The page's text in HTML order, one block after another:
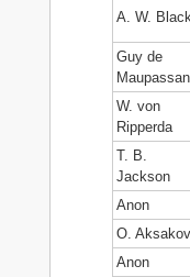
A. W. Black
Guy de
W. von
Ripperda
T. B.
Jackson
Anon
O. Aksakov
Anon